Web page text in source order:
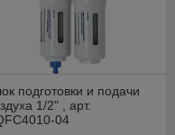
подготовки и подачи
1/2" , арт.
04